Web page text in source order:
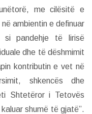
me cilësitë e
ambientin e definuar
si pandehje të lirisë
dhe të dëshmimit
kontributin e vet në
shkencës dhe
Shtetëror i Tetovës
shumë të gjatë”.